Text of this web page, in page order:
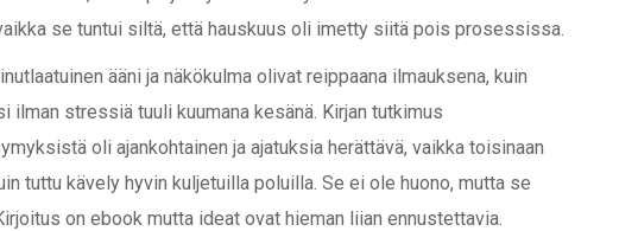
se tuntui siltä, että hauskuus oli imetty siitä pois prosessissa.
ääni ja näkökulma olivat reippaana ilmauksena, kuin
ilman stressiä tuuli kuumana kesänä. Kirjan tutkimus
oli ajankohtainen ja ajatuksia herättävä, vaikka toisinaan
tuttu kävely hyvin kuljetuilla poluilla. Se ei ole huono, mutta se
on ebook mutta ideat ovat hieman liian ennustettavia.